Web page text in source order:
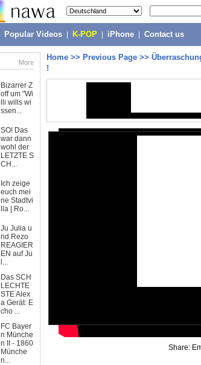
Popular Videos K-POP iPhone Contact us
More
Bizarrer Z
off um "Wi
lli wills wi
ssen...
SO! Das
war dann
wohl der
LETZTE S
CH...
Ich zeige
euch mei
ne Stadtvi
lla | Ro...
Ju Julia u
nd Rezo
REAGIER
EN auf Ju
l...
Das SCH
LECHTE
STE Alex
a Gerät: E
cho ...
FC Bayer
n Münche
n II - 1860
Münche
n...
Home >> Previous Page >>
!
Share: